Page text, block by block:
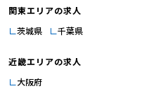
関東エリアの求人
茨城県
千葉県
近畿エリアの求人
大阪府